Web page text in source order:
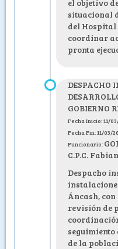
el objetivo
situacional
del
coordinar
pronta
DESPACHO
GOBIERNO
Fecha Inicio: 11/
Fecha Fin: 11/03/
Funcionario:
C.P.C.
Despacho
Áncash,
revisión de
de la